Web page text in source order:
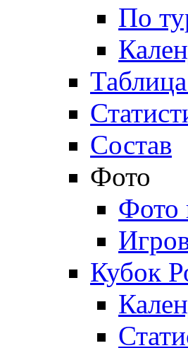
По
Состав
Фото
Фото
Кубок